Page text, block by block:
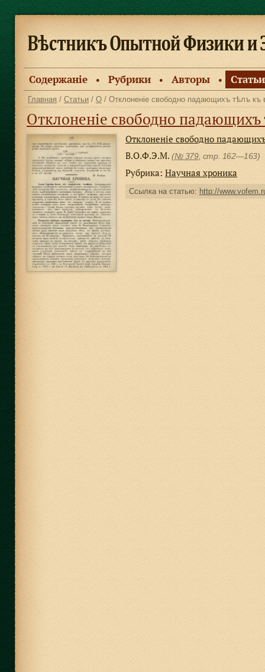
Содержанiе ● Рубрики ● Авторы ● Статьи
Главная / Статьи / О / Отклоненiе свободно падающихъ тѣлъ къ
Отклоненiе свободно падающихъ
Отклоненiе свободно
В.О.Ф.Э.М. (№ 379, стр. 162—163)
Рубрика: Научная хроника
Ссылка на статью: http://